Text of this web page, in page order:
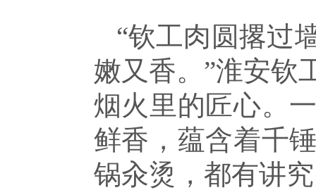
“钦工肉圆撂过
嫩又香。”淮安钦
烟火里的匠心。
鲜香，蕴含着千
锅汆烫，都有讲